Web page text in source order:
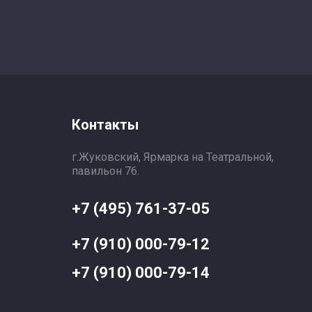
Контакты
г.Жуковский, Ярмарка на Театральной,
павильон 76.
+7 (495) 761-37-05
+7 (910) 000-79-12
+7 (910) 000-79-14